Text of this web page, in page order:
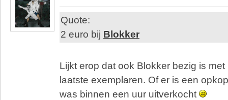
Quote:
2 euro bij Blokker
Lijkt erop dat ook Blokker bezig is
laatste exemplaren. Of er is een
was binnen een uur uitverkocht